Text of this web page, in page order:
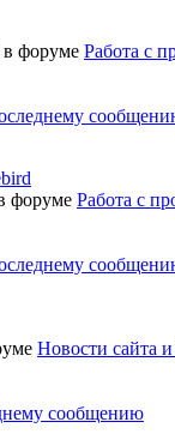
форуме Работа с
форуме Работа с
Новости сайта